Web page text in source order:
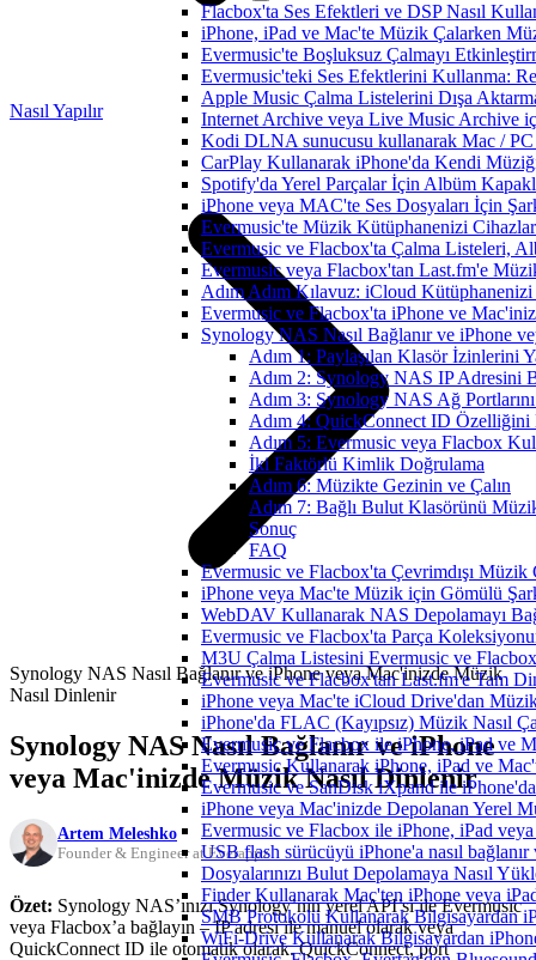
Flacbox'ta Ses Efektleri ve DSP Nasıl
iPhone, iPad ve Mac'te Müzik Çalarken
Evermusic'te Boşluksuz Çalmayı
Evermusic'teki Ses Efektlerini Kullanma:
Apple Music Çalma Listelerini Dışa
Internet Archive veya Live Music Archive
Kodi DLNA sunucusu kullanarak Mac / PC
CarPlay Kullanarak iPhone'da Kendi
Spotify'da Yerel Parçalar İçin Albüm
iPhone veya MAC'te Ses Dosyaları İçin
Evermusic'te Müzik Kütüphanenizi Cihazlar
Evermusic ve Flacbox'ta Çalma Listeleri,
Evermusic veya Flacbox'tan Last.fm'e
Adım Adım Kılavuz: iCloud
Evermusic ve Flacbox'ta iPhone ve
Synology NAS Nasıl Bağlanır ve iPhone
Adım 1: Paylaşılan Klasör İzinlerini
Adım 2: Synology NAS IP Adresini
Adım 3: Synology NAS Ağ
Adım 4: QuickConnect ID Özelliğini
Adım 5: Evermusic veya Flacbox
İki Faktörlü Kimlik Doğrulama
Adım 6: Müzikte Gezinin ve Çalın
Adım 7: Bağlı Bulut Klasörünü
Sonuç
FAQ
Evermusic ve Flacbox'ta Çevrimdışı
iPhone veya Mac'te Müzik için Gömülü
WebDAV Kullanarak NAS Depolamayı
Evermusic ve Flacbox'ta Parça
M3U Çalma Listesini Evermusic ve
Evermusic ve Flacbox'tan Last.fm'e Tam
iPhone veya Mac'te iCloud Drive'dan
iPhone'da FLAC (Kayıpsız) Müzik Nasıl
Evermusic ve Flacbox ile iPhone, iPad ve
Evermusic Kullanarak iPhone, iPad ve
Evermusic ve SanDisk iXpand ile
iPhone veya Mac'inizde Depolanan Yerel
Evermusic ve Flacbox ile iPhone, iPad
USB flash sürücüyü iPhone'a nasıl
Dosyalarınızı Bulut Depolamaya Nasıl
Finder Kullanarak Mac'ten iPhone veya
SMB Protokolü Kullanarak Bilgisayardan
WiFi-Drive Kullanarak Bilgisayardan
Nasıl Yapılır
Synology NAS Nasıl Bağlanır ve iPhone veya Mac'inizde Müzik
Nasıl Dinlenir
Synology NAS Nasıl Bağlanır ve iPhone
veya Mac'inizde Müzik Nasıl Dinlenir
Artem Meleshko
Founder & Engineer at Everappz
Özet: Synology NAS’ınızı Synology’nin yerel API’si ile Evermusic
veya Flacbox’a bağlayın – IP adresi ile manuel olarak veya
QuickConnect ID ile otomatik olarak. QuickConnect, port